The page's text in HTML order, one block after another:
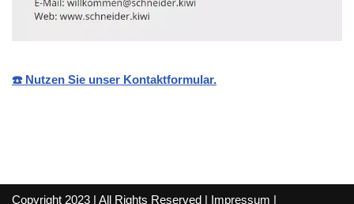
☎️ Nutzen Sie unser Kontaktformular.
Copyright 2023 | All Rights Reserved | Impressum |